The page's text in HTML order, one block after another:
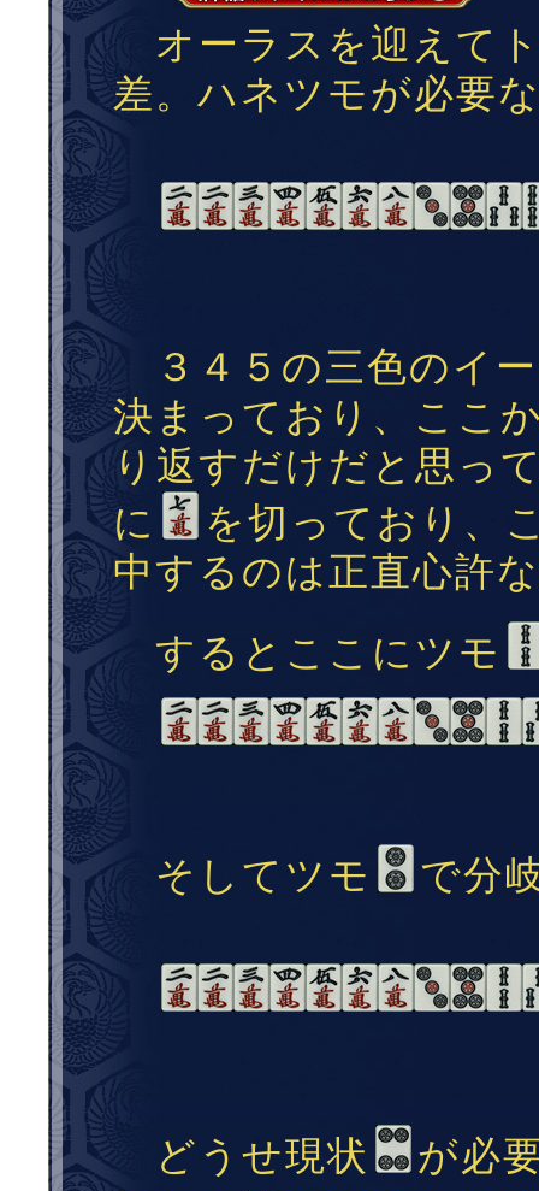
オーラスを迎えて
差。ハネツモが必要
３４５の三色のイ
決まっており、ここ
り返すだけだと思っ
に
を切っており、
中するのは正直心許
するとここにツモ
そしてツモ で分
どうせ現状
が必